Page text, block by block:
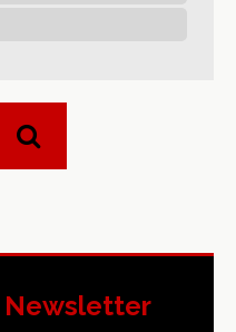
Newsletter